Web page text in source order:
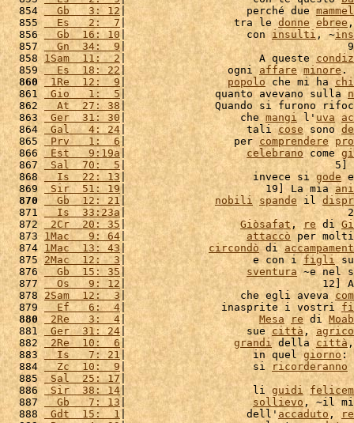
  854
  Gb   3: 12
|                   perché due
  855
  Es   2:  7
|                 tra le donne ebree
  856
  Gb  16: 10
|                   con insulti , ~
  857
  Gn  34:  9
|
  858
1Sam  11:  2|                     A queste
  859
  Es  18: 22
|                ogni affare minore.
  860
1Re  12:  9 | popolo che mi ha
  861
Gio   1:  5 |              quanto avevano sulla
  862
  At  27: 38
|              Quando si furono
  863
Ger  31: 30 |                  che mangi l'uva
  864
Gal   4: 24 |                   tali cose sono
  865
Prv   1:  6|                 per comprendere
  866
Est   9:19a | celebrano come
  867
Sal  70:  5 |                                 5]
  868
  Is  22: 13
|                    invece si gode
  869
Sir  51: 19 |                      19] La mia
  870
  Gb  12: 21
| nobili spande il
  871
  Is  33:23a
|
  872
2Cr  20: 35 | Giòsafat , re di
  873
1Mac   9: 64 | attaccò per
  874
1Mac  13: 43| circondò di
  875
2Mac  12:  3|                    e con i figli
  876
  Gb  15: 35
| sventura ~e nel
  877
  Os   9: 12
|                               12]
  878
2Sam  12:  3 |                  che egli aveva
  879
  Ef   6:  4
|               inasprite i vostri
  880
2Re   3:  4 | Mesa re di Moab
  881
Ger  31: 24 |                   sue città ,
  882
2Re  10:  6| grandi della città
  883
  Is   7: 21
|                    in quel giorno :
  884
  Zc  10:  9
|                    si ricorderanno
  885
Sal  25: 17 |
  886
Sir  38: 14 |                    li guidi
  887
  Gb   7: 13
| sollievo, ~il
  888
Gdt  15:  1 |                   dell' accaduto ,